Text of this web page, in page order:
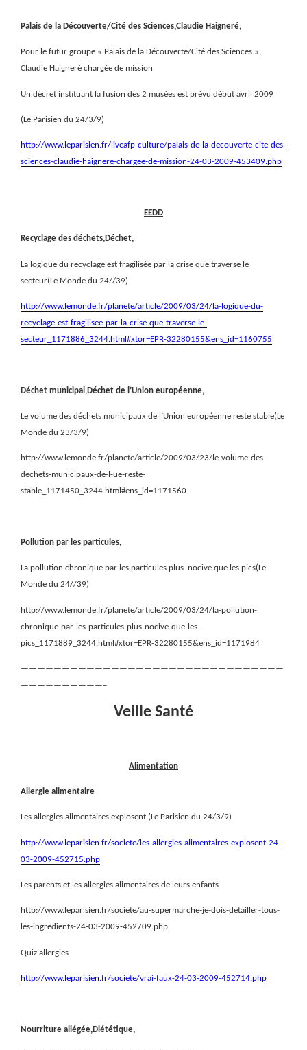
Palais de la Découverte/Cité des Sciences,Claudie Haigneré,
Pour le futur groupe « Palais de la Découverte/Cité des Sciences »,
Claudie Haigneré chargée de mission
Un décret instituant la fusion des 2 musées est prévu début avril 2009
(Le Parisien du 24/3/9)
http://www.leparisien.fr/liveafp-culture/palais-de-la-decouverte-cite-des-
sciences-claudie-haignere-chargee-de-mission-24-03-2009-453409.php
EEDD
Recyclage des déchets,Déchet,
La logique du recyclage est fragilisée par la crise que traverse le
secteur(Le Monde du 24//39)
http://www.lemonde.fr/planete/article/2009/03/24/la-logique-du-
recyclage-est-fragilisee-par-la-crise-que-traverse-le-
secteur_1171886_3244.html#xtor=EPR-32280155&ens_id=1160755
Déchet municipal,Déchet de l’Union européenne,
Le volume des déchets municipaux de l’Union européenne reste stable(Le
Monde du 23/3/9)
http://www.lemonde.fr/planete/article/2009/03/23/le-volume-des-
dechets-municipaux-de-l-ue-reste-
stable_1171450_3244.html#ens_id=1171560
Pollution par les particules,
La pollution chronique par les particules plus nocive que les pics(Le
Monde du 24//39)
http://www.lemonde.fr/planete/article/2009/03/24/la-pollution-
chronique-par-les-particules-plus-nocive-que-les-
pics_1171889_3244.html#xtor=EPR-32280155&ens_id=1171984
————————————————————————————————
——————————–
Veille Santé
Alimentation
Allergie alimentaire
Les allergies alimentaires explosent (Le Parisien du 24/3/9)
http://www.leparisien.fr/societe/les-allergies-alimentaires-explosent-24-
03-2009-452715.php
Les parents et les allergies alimentaires de leurs enfants
http://www.leparisien.fr/societe/au-supermarche-je-dois-detailler-tous-
les-ingredients-24-03-2009-452709.php
Quiz allergies
http://www.leparisien.fr/societe/vrai-faux-24-03-2009-452714.php
Nourriture allégée,Diététique,